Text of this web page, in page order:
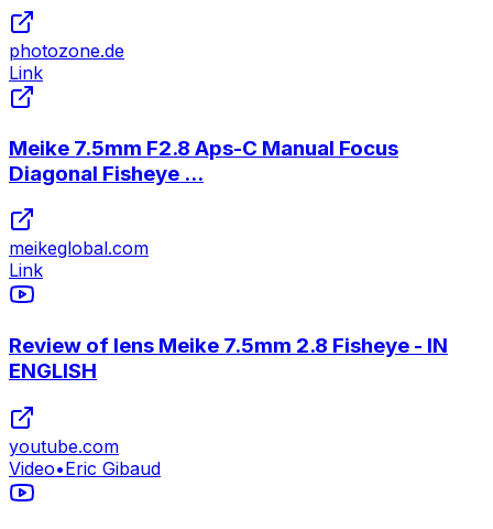
photozone.de
Link
Meike 7.5mm F2.8 Aps-C Manual Focus
Diagonal Fisheye ...
meikeglobal.com
Link
Review of lens Meike 7.5mm 2.8 Fisheye - IN
ENGLISH
youtube.com
Video•Eric Gibaud